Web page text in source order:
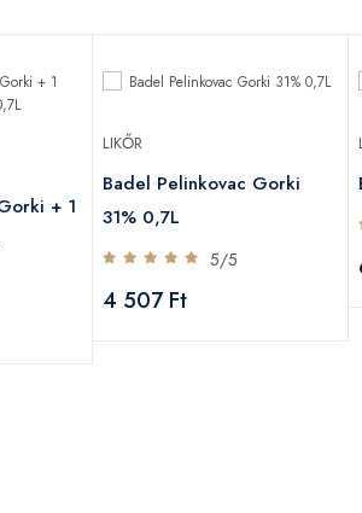
+ 1
LIKŐR
Badel Pelinkovac Gorki
31% 0,7L
5/5
4 507 Ft